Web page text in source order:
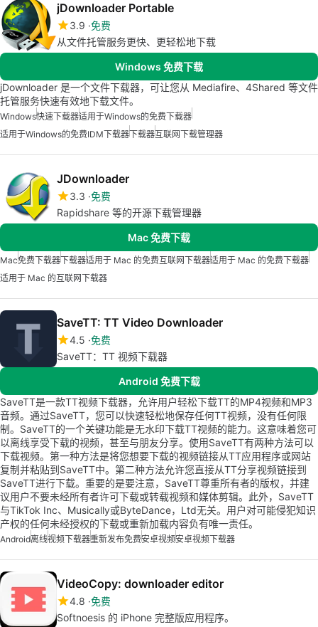
jDownloader Portable
3.9 免费
从文件托管服务更快、更轻松地下载
Windows 免费下载
jDownloader 是一个文件下载器，可让您从 Mediafire、4Shared 等文件
托管服务快速有效地下载文件。
Windows快速下载器适用于Windows的免费下载器
适用于Windows的免费IDM下载器下载器互联网下载管理器
JDownloader
3.3 免费
Rapidshare 等的开源下载管理器
Mac 免费下载
Mac免费下载器下载器适用于 Mac 的免费互联网下载器适用于 Mac 的免费下载器
适用于 Mac 的互联网下载器
SaveTT: TT Video Downloader
4.5 免费
SaveTT：TT 视频下载器
Android 免费下载
SaveTT是一款TT视频下载器，允许用户轻松下载TT的MP4视频和MP3
音频。通过SaveTT，您可以快速轻松地保存任何TT视频，没有任何限
制。SaveTT的一个关键功能是无水印下载TT视频的能力。这意味着您可
以离线享受下载的视频，甚至与朋友分享。使用SaveTT有两种方法可以
下载视频。第一种方法是将您想要下载的视频链接从TT应用程序或网站
复制并粘贴到SaveTT中。第二种方法允许您直接从TT分享视频链接到
SaveTT进行下载。重要的是要注意，SaveTT尊重所有者的版权，并建
议用户不要未经所有者许可下载或转载视频和媒体剪辑。此外，SaveTT
与TikTok Inc、Musically或ByteDance，Ltd无关。用户对可能侵犯知识
产权的任何未经授权的下载或重新加载内容负有唯一责任。
Android离线视频下载器重新发布免费安卓视频安卓视频下载器
VideoCopy: downloader editor
4.8 免费
Softnoesis 的 iPhone 完整版应用程序。